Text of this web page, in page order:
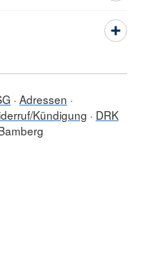
Adressen
Kündigung
DRK